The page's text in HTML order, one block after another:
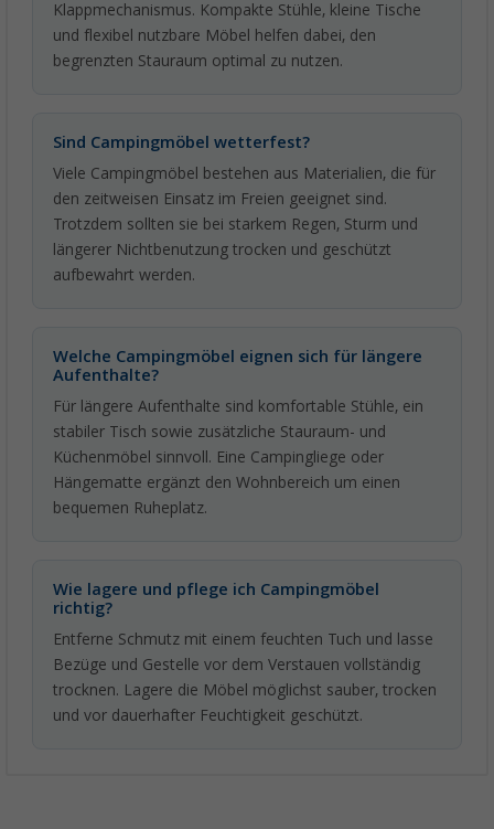
Klappmechanismus. Kompakte Stühle, kleine Tische
und flexibel nutzbare Möbel helfen dabei, den
begrenzten Stauraum optimal zu nutzen.
Sind Campingmöbel wetterfest?
Viele Campingmöbel bestehen aus Materialien, die für
den zeitweisen Einsatz im Freien geeignet sind.
Trotzdem sollten sie bei starkem Regen, Sturm und
längerer Nichtbenutzung trocken und geschützt
aufbewahrt werden.
Welche Campingmöbel eignen sich für längere
Aufenthalte?
Für längere Aufenthalte sind komfortable Stühle, ein
stabiler Tisch sowie zusätzliche Stauraum- und
Küchenmöbel sinnvoll. Eine Campingliege oder
Hängematte ergänzt den Wohnbereich um einen
bequemen Ruheplatz.
Wie lagere und pflege ich Campingmöbel
richtig?
Entferne Schmutz mit einem feuchten Tuch und lasse
Bezüge und Gestelle vor dem Verstauen vollständig
trocknen. Lagere die Möbel möglichst sauber, trocken
und vor dauerhafter Feuchtigkeit geschützt.